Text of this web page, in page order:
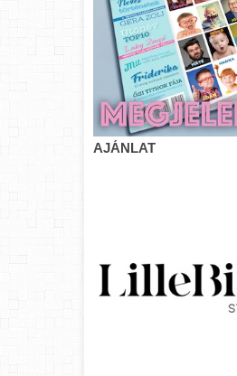
AJÁNLAT